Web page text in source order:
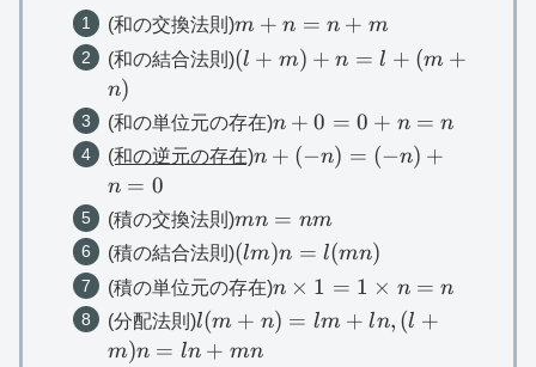
(和の交換法則)m+n=n+m
m + n = n + m
(和の結合法則)(l+m)+n=l+
(l + m) + n = l + (m +
n)
(和の単位元の存在)n+0=0+n=n
n + 0 = 0 + n = n
(和の逆元の存在)n+(-
n)+n=0
n + (−n) = (−n) +
n = 0
(積の交換法則)mn=nm
mn = nm
(積の結合法則)(lm)n=l(mn)
(lm)n = l(mn)
(積の単位元の存在)n\times
1=1\times
n=n
n × 1 = 1 × n = n
(分配法則)l(m+n)=lm+ln,
(l+m)n=ln+mn
l(m + n) = lm + ln, (l +
m)n = ln + mn